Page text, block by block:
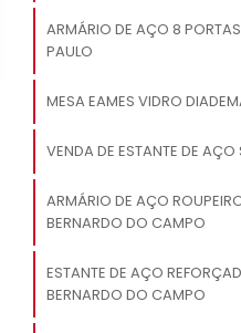
ARMÁRIO DE AÇO 8
PAULO
MESA EAMES VIDRO
VENDA DE ESTANTE DE
ARMÁRIO DE AÇO
BERNARDO DO CAMPO
ESTANTE DE AÇO
BERNARDO DO CAMPO